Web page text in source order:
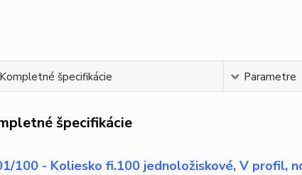
Kompletné špecifikácie Parametre
špecifikácie
100 - Koliesko fi.100 jednoložiskové, V profil,